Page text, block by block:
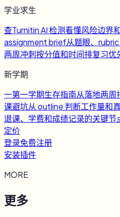
学业求生
查Turnitin AI 检测看懂风险边界
assignment brief从题眼、
两周冲刺按分值和时间排复习优
新学期
一第一学期生存指南从落地两
课避坑从 outline 判断工作量和
退课、学费和成绩记录的关键节
定价
登录免费注册
安装插件
MORE
更多